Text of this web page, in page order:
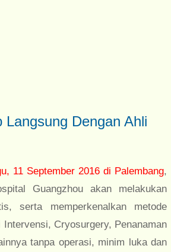
Dengan Ahli
11 September 2016 di Palembang,
Guangzhou akan melakukan
serta memperkenalkan metode
Cryosurgery, Penanaman
tanpa operasi, minim luka dan